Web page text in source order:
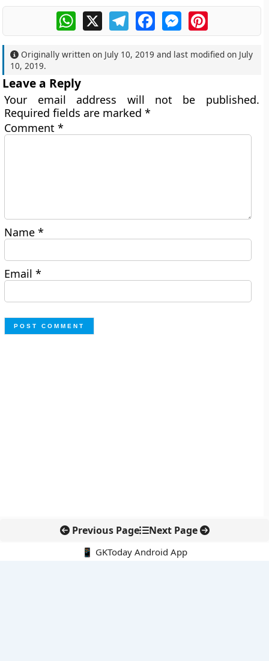
WhatsApp
X TelegramFacebookMessengerPinterest
Originally written on July 10, 2019 and last modified on July
10, 2019.
Leave a Reply
Your email address will not be published.
Required fields are marked*
Comment*
Name*
Email*
Previous Page Next Page
📱 GKToday Android App